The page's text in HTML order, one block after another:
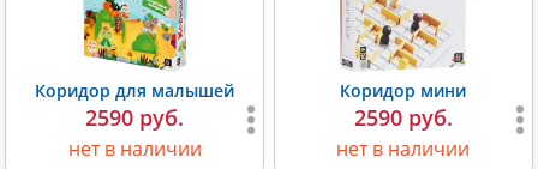
Коридор для малышей
2590 руб.
нет в наличии
Коридор мини
2590 руб.
нет в наличии